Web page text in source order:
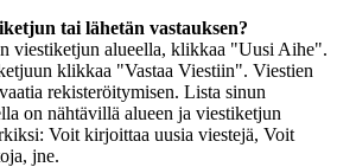
tai lähetän vastauksen?
viestiketjun alueella, klikkaa "Uusi Aihe".
klikkaa "Vastaa Viestiin". Viestien
rekisteröitymisen. Lista sinun
on nähtävillä alueen ja viestiketjun
Voit kirjoittaa uusia viestejä, Voit
jne.